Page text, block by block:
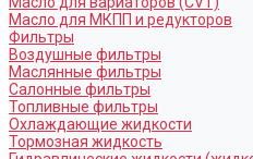
Масло для МКПП и редукторов
Фильтры
Воздушные фильтры
Маслянные фильтры
Салонные фильтры
Топливные фильтры
Охлаждающие жидкости
Тормозная жидкость